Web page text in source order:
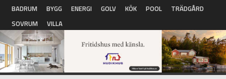
Hoppa till huvudinnehåll
BADRUM BYGG ENERGI GOLV KÖK POOL
TRÄDGÅRD
SOVRUM
VILLA